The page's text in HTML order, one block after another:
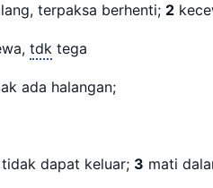
terpaksa berhenti; 2
tdk tega
ada halangan;
tidak dapat keluar; 3 mati